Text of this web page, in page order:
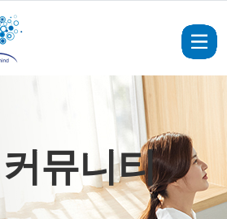
커뮤니티